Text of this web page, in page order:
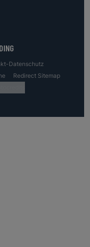
Datenschutz
Redirect Sitemap